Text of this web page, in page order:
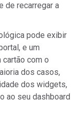
de recarregar a
pode exibir
e um
com o
dos casos,
dos widgets,
ao seu dashboard